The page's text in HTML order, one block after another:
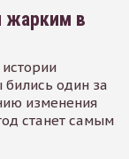
жарким в
один за
изменения
станет самым